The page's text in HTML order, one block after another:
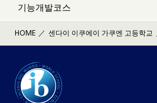
기능개발코스
HOME 센다이 이쿠에이 가쿠엔 고등학교